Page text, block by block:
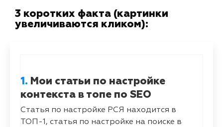
3 коротких факта (картинки
увеличиваются кликом):
1. Мои статьи по настройке
контекста в топе по SEO
Статья по настройке РСЯ находится в
ТОП-1, статья по настройке на поиске в